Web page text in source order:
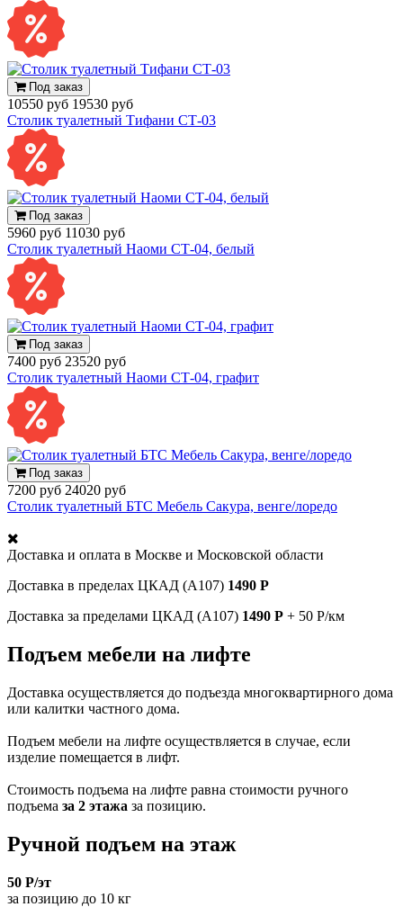
Под заказ
10550 руб 19530 руб
Столик туалетный Тифани СТ-03
Под заказ
5960 руб 11030 руб
Столик туалетный Наоми СТ-04, белый
Под заказ
7400 руб 23520 руб
Столик туалетный Наоми СТ-04, графит
Под заказ
7200 руб 24020 руб
Столик туалетный БТС Мебель Сакура, венге/лоредо
Доставка и оплата в Москве и Московской области
Доставка в пределах ЦКАД (А107) 1490 Р
Доставка за пределами ЦКАД (А107) 1490 Р + 50 Р/км
Подъем мебели на лифте
Доставка осуществляется до подъезда многоквартирного дома
или калитки частного дома.
Подъем мебели на лифте осуществляется в случае, если
изделие помещается в лифт.
Стоимость подъема на лифте равна стоимости ручного
подъема за 2 этажа за позицию.
Ручной подъем на этаж
50 Р/эт
за позицию до 10 кг